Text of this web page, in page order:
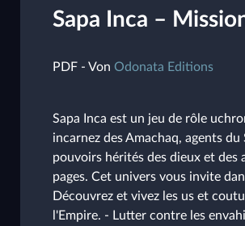
Sapa Inca –
PDF - Von Odonata Editions
Sapa Inca est un jeu de rôle
incarnez des Amachaq, agents
pouvoirs hérités des dieux et des
pages. Cet univers vous invite
Découvrez et vivez les us et
l'Empire. - Lutter contre les